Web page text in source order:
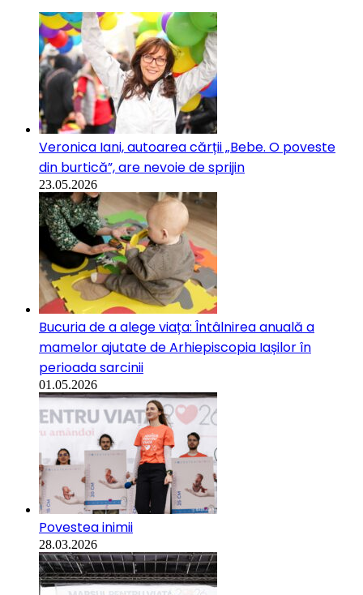
Veronica Iani, autoarea cărții „Bebe. O poveste
din burtică”, are nevoie de sprijin
23.05.2026
Bucuria de a alege viața: Întâlnirea anuală a
mamelor ajutate de Arhiepiscopia Iașilor în
perioada sarcinii
01.05.2026
Povestea inimii
28.03.2026